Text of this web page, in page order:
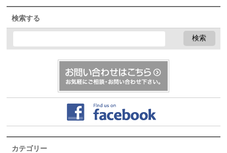
検索する
カテゴリー